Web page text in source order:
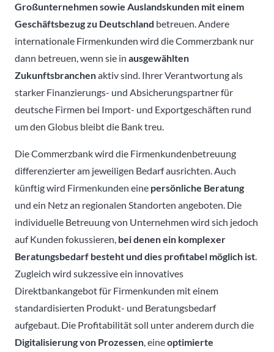
Großunternehmen sowie Auslandskunden mit einem
Geschäftsbezug zu Deutschland betreuen. Andere
internationale Firmenkunden wird die Commerzbank nur
dann betreuen, wenn sie in ausgewählten
Zukunftsbranchenaktiv sind. Ihrer Verantwortung als
starker Finanzierungs- und Absicherungspartner für
deutsche Firmen bei Import- und Exportgeschäften rund
um den Globus bleibt die Bank treu.
Die Commerzbank wird die Firmenkundenbetreuung
differenzierter am jeweiligen Bedarf ausrichten. Auch
künftig wird Firmenkunden eine persönliche Beratung
und ein Netz an regionalen Standorten angeboten. Die
individuelle Betreuung von Unternehmen wird sich jedoch
auf Kunden fokussieren, bei denen ein komplexer
Beratungsbedarf besteht und dies profitabel möglich ist.
Zugleich wird sukzessive ein innovatives
Direktbankangebot für Firmenkunden mit einem
standardisierten Produkt- und Beratungsbedarf
aufgebaut. Die Profitabilität soll unter anderem durch die
Digitalisierung von Prozessen, eineoptimierte